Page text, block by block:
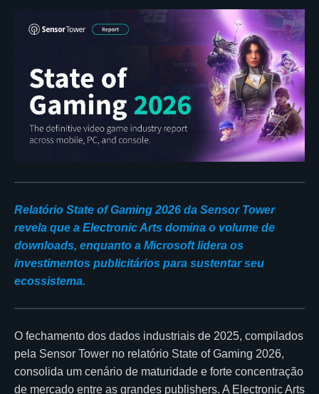
Relatório State of Gaming 2026 da Sensor Tower
revela que a Electronic Arts domina o volume de
downloads, enquanto a Microsoft lidera os
investimentos publicitários para sustentar seu
ecossistema.
O fechamento dos dados industriais de 2025, compilados
pela Sensor Tower no relatório State of Gaming 2026,
consolida um cenário de maturidade e forte concentração
de mercado entre as grandes publishers. A Electronic Arts